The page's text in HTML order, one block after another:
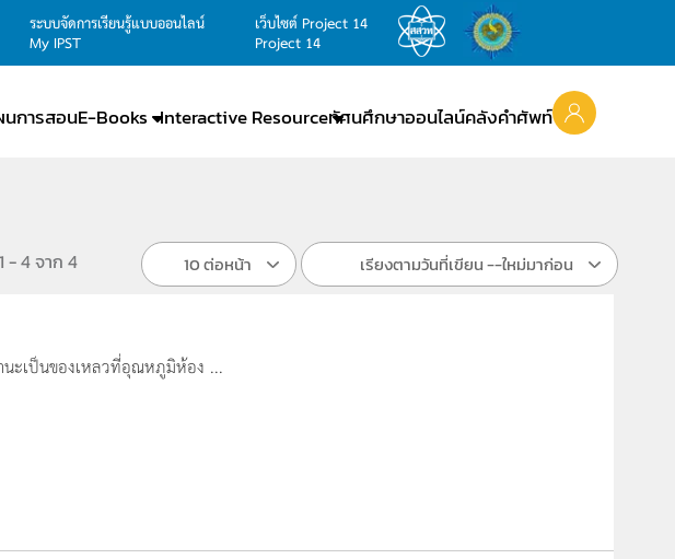
ระบบจัดการเรียนรู้แบบออนไลน์
My IPST
เว็บไซต์ Project 14
Project 14
นการสอนE-Books Interactive Resourceทัศนศึกษาออนไลน์คลังคำศัพท์
- 4 จาก 4 10 ต่อหน้า เรียงตามวันที่เขียน --ใหม่มาก่อน
นะเป็นของเหลวที่อุณหภูมิห้อง ...